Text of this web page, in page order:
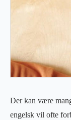
Der kan være
engelsk vil ofte